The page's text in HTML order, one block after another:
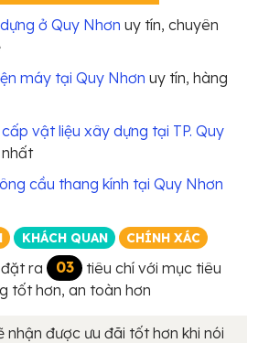
ở Quy Nhơn uy tín, chuyên
máy tại Quy Nhơn uy tín, hàng
vật liệu xây dựng tại TP. Quy
cầu thang kính tại Quy Nhơn
KHÁCH QUAN CHÍNH XÁC
ra 03
tiêu chí với mục tiêu
tốt hơn, an toàn hơn
nhận được ưu đãi tốt hơn khi nói